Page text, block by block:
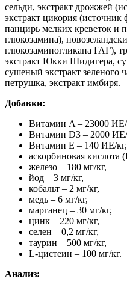
сельди, экстракт дрожжей
экстракт цикория (источник
панцирь мелких креветок и
глюкозамина),
глюкозаминогликана ГАГ),
экстракт Юкки Шидигера,
сушеный экстракт зеленого
петрушка, экстракт имбиря.
Добавки:
Витамин A – 23000 ИЕ/
Витамин D3 – 2000 ИЕ/
Витамин Е – 140 ИЕ/кг,
аскорбиновая
железо – 180 мг/кг,
йод – 3 мг/кг,
кобальт – 2 мг/кг,
медь – 6 мг/кг,
марганец – 30 мг/кг,
цинк – 220 мг/кг,
селен – 0,2 мг/кг,
таурин – 500 мг/кг,
L-цистеин – 100 мг/кг.
Анализ: